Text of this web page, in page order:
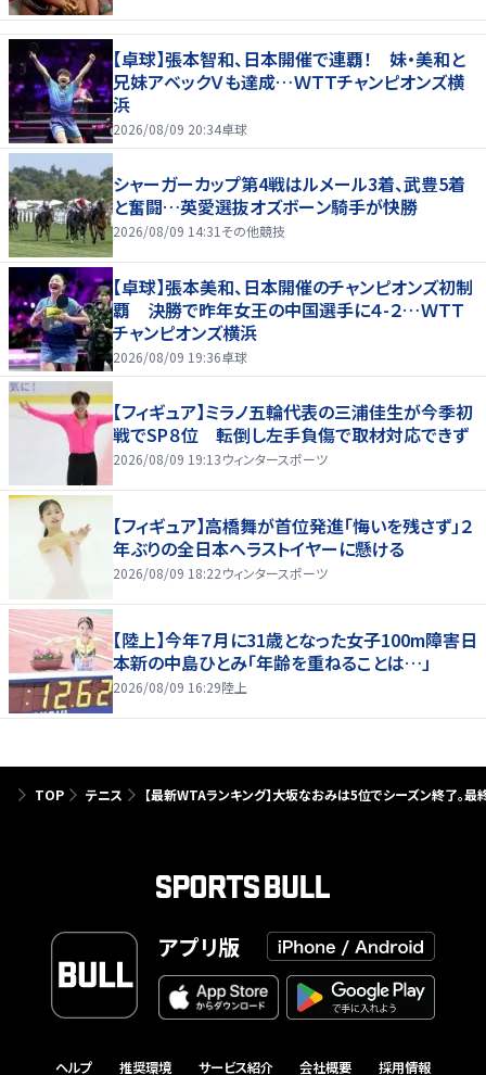
【卓球】張本智和、日本開催で連覇！ 妹・美和と
兄妹アベックＶも達成…ＷＴＴチャンピオンズ横
浜
2026/08/09 20:34卓球
シャーガーカップ第4戦はルメール3着、武豊5着
と奮闘…英愛選抜オズボーン騎手が快勝
2026/08/09 14:31 その他競技
【卓球】張本美和、日本開催のチャンピオンズ初制
覇 決勝で昨年女王の中国選手に４-２…ＷＴＴ
チャンピオンズ横浜
2026/08/09 19:36卓球
【フィギュア】ミラノ五輪代表の三浦佳生が今季初
戦でSP８位 転倒し左手負傷で取材対応できず
2026/08/09 19:13ウィンタースポーツ
【フィギュア】高橋舞が首位発進「悔いを残さず」２
年ぶりの全日本へラストイヤーに懸ける
2026/08/09 18:22ウィンタースポーツ
【陸上】今年７月に31歳となった女子100m障害日
本新の中島ひとみ「年齢を重ねることは…」
2026/08/09 16:29陸上
TOP テニス 【最新WTAランキング】大坂なおみは5位でシーズン終了。
アプリ版
ヘルプ 推奨環境 サービス紹介 会社概要 採用情報